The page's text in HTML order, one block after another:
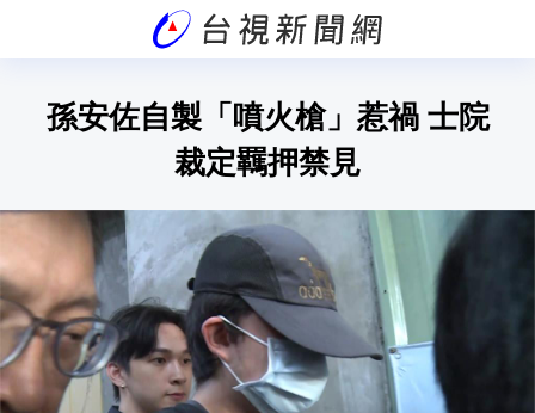
孫安佐自製「噴火槍」惹禍 士院
裁定羈押禁見